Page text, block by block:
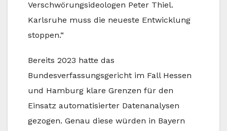
Verschwörungsideologen Peter Thiel.
Karlsruhe muss die neueste Entwicklung
stoppen.“
Bereits 2023 hatte das
Bundesverfassungsgericht im Fall Hessen
und Hamburg klare Grenzen für den
Einsatz automatisierter Datenanalysen
gezogen. Genau diese würden in Bayern